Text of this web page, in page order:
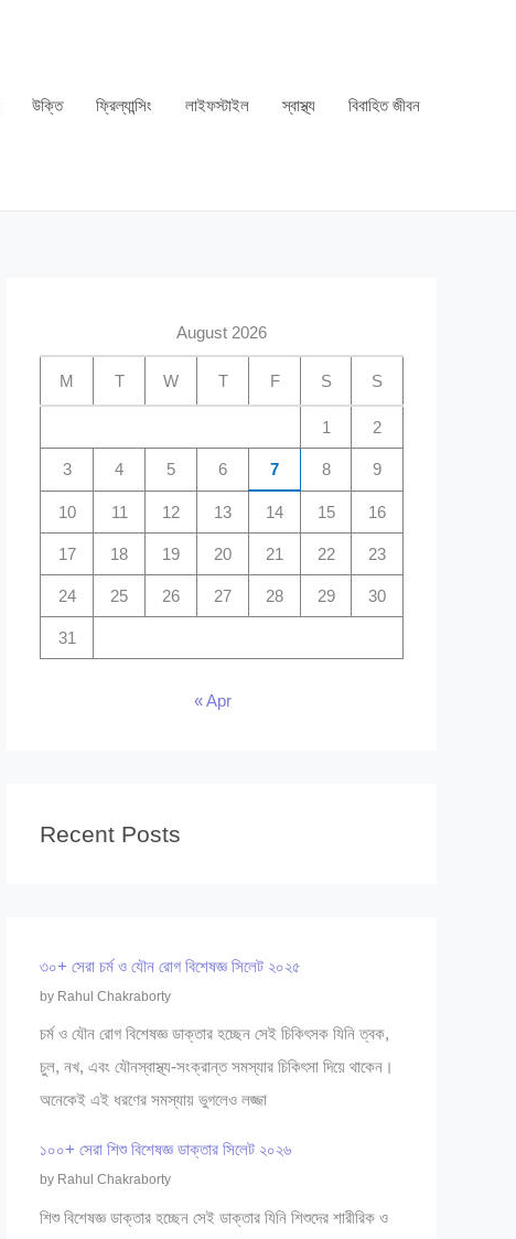
উক্তি ফ্রিল্যান্সিং লাইফস্টাইল স্বাস্থ্য বিবাহিত জীবন
August 2026
M T W T F S S
1 2
3 4 5 6 7 8 9
10 11 12 13 14 15 16
17 18 19 20 21 22 23
24 25 26 27 28 29 30
31
« Apr
Recent Posts
৩০+ সেরা চর্ম ও যৌন রোগ বিশেষজ্ঞ সিলেট ২০২৫
by Rahul Chakraborty
চর্ম ও যৌন রোগ বিশেষজ্ঞ ডাক্তার হচ্ছেন সেই চিকিৎসক যিনি ত্বক,
চুল, নখ, এবং যৌনস্বাস্থ্য-সংক্রান্ত সমস্যার চিকিৎসা দিয়ে থাকেন।
অনেকেই এই ধরণের সমস্যায় ভুগলেও লজ্জা
১০০+ সেরা শিশু বিশেষজ্ঞ ডাক্তার সিলেট ২০২৬
by Rahul Chakraborty
শিশু বিশেষজ্ঞ ডাক্তার হচ্ছেন সেই ডাক্তার যিনি শিশুদের শারীরিক ও